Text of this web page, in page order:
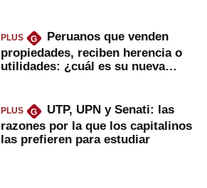
PLUS G
Peruanos que venden
propiedades, reciben herencia o
utilidades: ¿cuál es su nueva
PLUS G
UTP, UPN y Senati: las
razones por la que los capitalinos
las prefieren para estudiar